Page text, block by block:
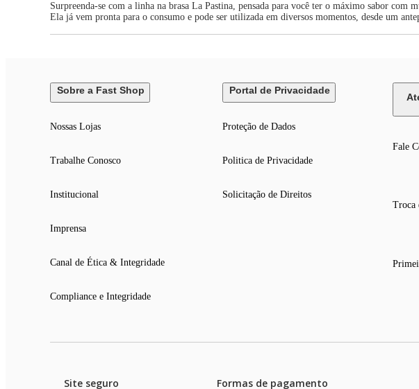
Surpreenda-se com a linha na brasa La Pastina, pensada para você ter o máximo sabor com
Ela já vem pronta para o consumo e pode ser utilizada em diversos momentos, desde um
Sobre a Fast Shop
Nossas Lojas
Trabalhe Conosco
Institucional
Imprensa
Canal de Ética & Integridade
Compliance e Integridade
Portal de Privacidade
Proteção de Dados
Politica de Privacidade
Solicitação de Direitos
Fale
Troca
Site seguro Formas de pagamento